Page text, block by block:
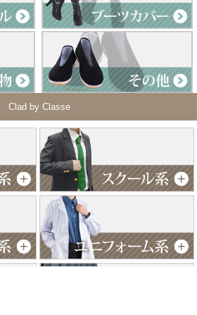
Clad by Classe